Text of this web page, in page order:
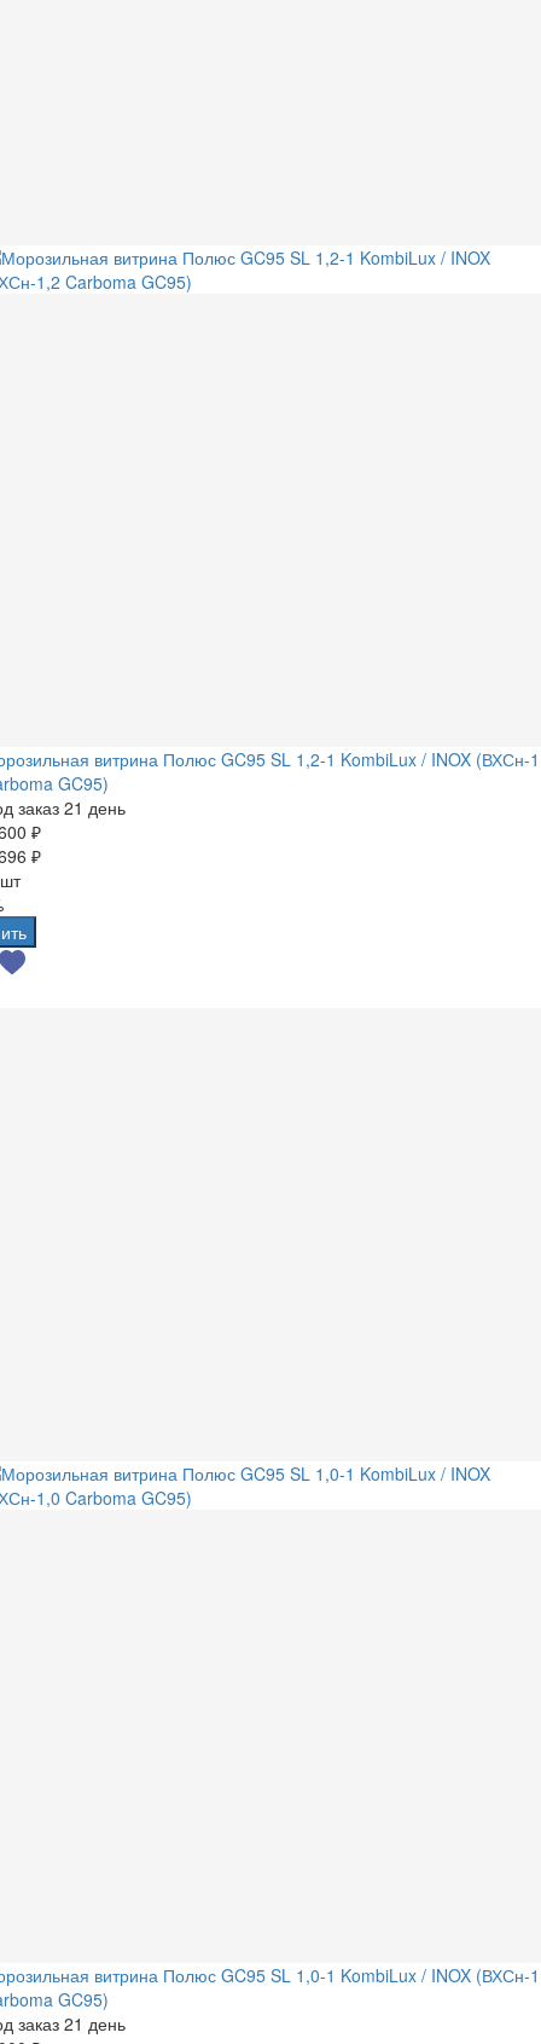
витрина Полюс GC95 SL 1,2-1 KombiLux / INOX (ВХСн-
GC95)
заказ 21 день
₽
₽
витрина Полюс GC95 SL 1,0-1 KombiLux / INOX (ВХСн-
GC95)
заказ 21 день